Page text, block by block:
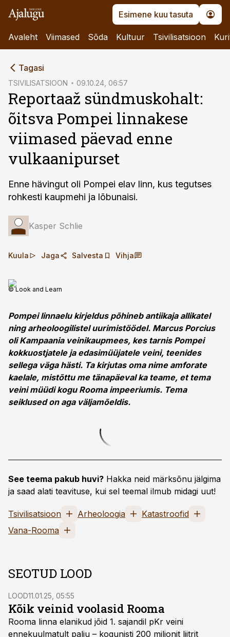
Esimene kuu tasuta
Avaleht Viimased Sõda Kultuur Tsivilisatsioon
Tagasi
TSIVILISATSIOON 09.10.24, 06:57
Reportaaž sündmuskohalt:
õitsva Pompei linnakese
viimased päevad enne
vulkaanipurset
Enne hävingut oli Pompei elav linn, kus tegutses
rohkesti kaupmehi ja lõbunaisi.
Kasper Schlie
Kuula Jaga Salvesta Vihja
© Look and Learn
Pompei linnaelu kirjeldus põhineb antiik­aja allikatel
ning arheoloogilistel uurimistöödel. Marcus Porcius
oli Kampaania veinikaupmees, kes tarnis Pompei
kokkuostjatele ja edasimüüjatele veini, teenides
sellega väga hästi. Ta ­kirjutas oma nime amforate
kaelale, mistõttu me tänapäeval ka teame, et tema
veini müüdi kogu Rooma impeeriumis. Tema
seiklused on aga väljamõeldis.
See teema pakub huvi? Hakka neid märksõnu jälgima
ja saad alati teavituse, kui sel teemal ilmub midagi uut!
Tsivilisatsioon Arheoloogia
Katastroofid
Vana-Rooma
SEOTUD LOOD
LOOD11.01.25, 05:55
Kõik veinid voolasid Rooma
Rooma linna elanikud jõid 1. sajandil pKr veini
ennekuulmatult palju – kogunisti 200 miljonit liitrit